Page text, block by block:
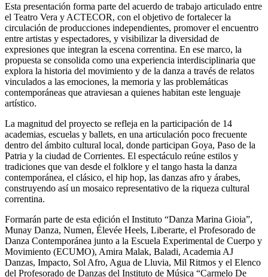
Esta presentación forma parte del acuerdo de trabajo articulado entre
el Teatro Vera y ACTECOR, con el objetivo de fortalecer la
circulación de producciones independientes, promover el encuentro
entre artistas y espectadores, y visibilizar la diversidad de
expresiones que integran la escena correntina. En ese marco, la
propuesta se consolida como una experiencia interdisciplinaria que
explora la historia del movimiento y de la danza a través de relatos
vinculados a las emociones, la memoria y las problemáticas
contemporáneas que atraviesan a quienes habitan este lenguaje
artístico.
La magnitud del proyecto se refleja en la participación de 14
academias, escuelas y ballets, en una articulación poco frecuente
dentro del ámbito cultural local, donde participan Goya, Paso de la
Patria y la ciudad de Corrientes. El espectáculo reúne estilos y
tradiciones que van desde el folklore y el tango hasta la danza
contemporánea, el clásico, el hip hop, las danzas afro y árabes,
construyendo así un mosaico representativo de la riqueza cultural
correntina.
Formarán parte de esta edición el Instituto “Danza Marina Gioia”,
Munay Danza, Numen, Élevée Heels, Liberarte, el Profesorado de
Danza Contemporánea junto a la Escuela Experimental de Cuerpo y
Movimiento (ECUMO), Amira Malak, Baladi, Academia AJ
Danzas, Impacto, Sol Afro, Agua de Lluvia, Mil Ritmos y el Elenco
del Profesorado de Danzas del Instituto de Música “Carmelo De